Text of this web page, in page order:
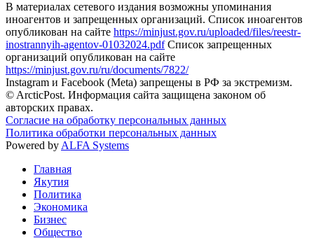
В материалах сетевого издания возможны упоминания
иноагентов и запрещенных организаций. Список иноагентов
опубликован на сайте https://minjust.gov.ru/uploaded/files/reestr-
inostrannyih-agentov-01032024.pdfСписок запрещенных
организаций опубликован на сайте
https://minjust.gov.ru/ru/documents/7822/
Instagram и Facebook (Metа) запрещены в РФ за экстремизм.
© ArcticPost. Информация сайта защищена законом об
авторских правах.
Согласие на обработку персональных данных
Политика обработки персональных данных
Powered by ALFA Systems
Главная
Якутия
Политика
Экономика
Бизнес
Общество